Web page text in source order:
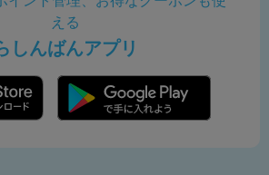
える
しんばんアプリ